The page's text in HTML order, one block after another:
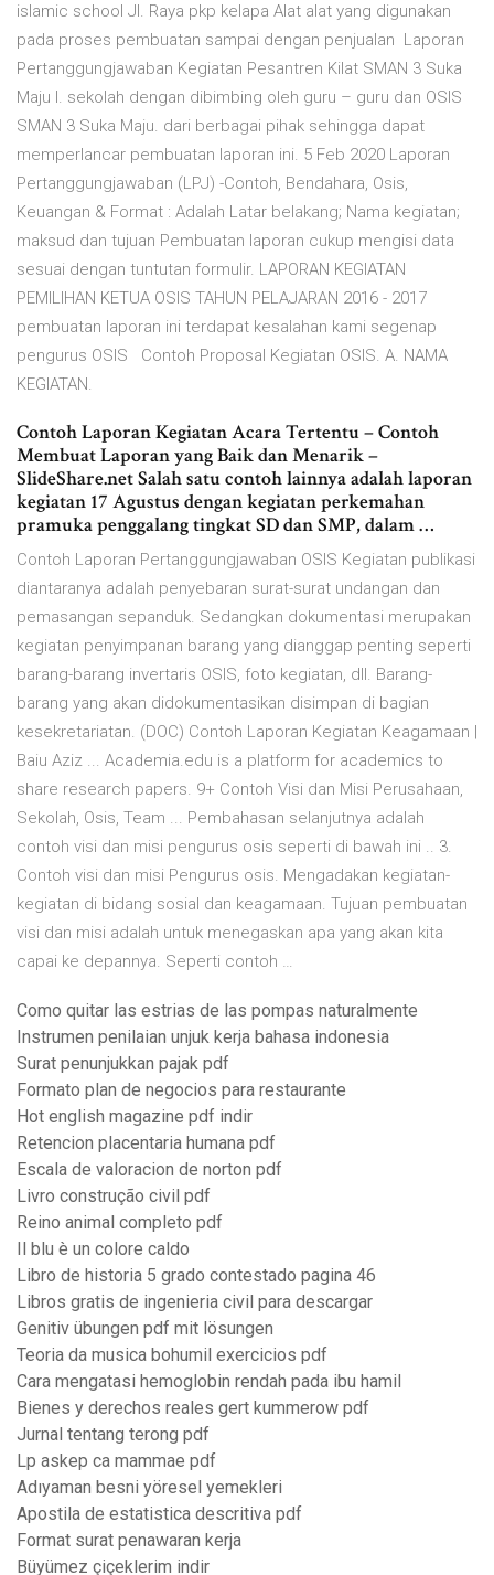
islamic school Jl. Raya pkp kelapa Alat alat yang digunakan
pada proses pembuatan sampai dengan penjualan Laporan
Pertanggungjawaban Kegiatan Pesantren Kilat SMAN 3 Suka
Maju I. sekolah dengan dibimbing oleh guru – guru dan OSIS
SMAN 3 Suka Maju. dari berbagai pihak sehingga dapat
memperlancar pembuatan laporan ini. 5 Feb 2020 Laporan
Pertanggungjawaban (LPJ) -Contoh, Bendahara, Osis,
Keuangan & Format : Adalah Latar belakang; Nama kegiatan;
maksud dan tujuan Pembuatan laporan cukup mengisi data
sesuai dengan tuntutan formulir. LAPORAN KEGIATAN
PEMILIHAN KETUA OSIS TAHUN PELAJARAN 2016 - 2017
pembuatan laporan ini terdapat kesalahan kami segenap
pengurus OSIS Contoh Proposal Kegiatan OSIS. A. NAMA
KEGIATAN.
Contoh Laporan Kegiatan Acara Tertentu – Contoh
Membuat Laporan yang Baik dan Menarik –
SlideShare.net Salah satu contoh lainnya adalah laporan
kegiatan 17 Agustus dengan kegiatan perkemahan
pramuka penggalang tingkat SD dan SMP, dalam …
Contoh Laporan Pertanggungjawaban OSIS Kegiatan publikasi
diantaranya adalah penyebaran surat-surat undangan dan
pemasangan sepanduk. Sedangkan dokumentasi merupakan
kegiatan penyimpanan barang yang dianggap penting seperti
barang-barang invertaris OSIS, foto kegiatan, dll. Barang-
barang yang akan didokumentasikan disimpan di bagian
kesekretariatan. (DOC) Contoh Laporan Kegiatan Keagamaan |
Baiu Aziz ... Academia.edu is a platform for academics to
share research papers. 9+ Contoh Visi dan Misi Perusahaan,
Sekolah, Osis, Team ... Pembahasan selanjutnya adalah
contoh visi dan misi pengurus osis seperti di bawah ini .. 3.
Contoh visi dan misi Pengurus osis. Mengadakan kegiatan-
kegiatan di bidang sosial dan keagamaan. Tujuan pembuatan
visi dan misi adalah untuk menegaskan apa yang akan kita
capai ke depannya. Seperti contoh …
Como quitar las estrias de las pompas naturalmente
Instrumen penilaian unjuk kerja bahasa indonesia
Surat penunjukkan pajak pdf
Formato plan de negocios para restaurante
Hot english magazine pdf indir
Retencion placentaria humana pdf
Escala de valoracion de norton pdf
Livro construção civil pdf
Reino animal completo pdf
Il blu è un colore caldo
Libro de historia 5 grado contestado pagina 46
Libros gratis de ingenieria civil para descargar
Genitiv übungen pdf mit lösungen
Teoria da musica bohumil exercicios pdf
Cara mengatasi hemoglobin rendah pada ibu hamil
Bienes y derechos reales gert kummerow pdf
Jurnal tentang terong pdf
Lp askep ca mammae pdf
Adıyaman besni yöresel yemekleri
Apostila de estatistica descritiva pdf
Format surat penawaran kerja
Büyümez çiçeklerim indir